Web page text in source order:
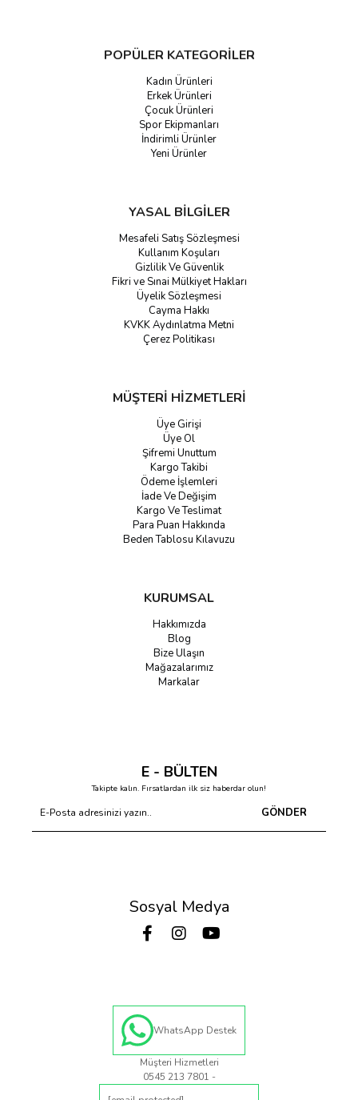
POPÜLER KATEGORİLER
Kadın Ürünleri
Erkek Ürünleri
Çocuk Ürünleri
Spor Ekipmanları
İndirimli Ürünler
Yeni Ürünler
YASAL BİLGİLER
Mesafeli Satış Sözleşmesi
Kullanım Koşuları
Gizlilik Ve Güvenlik
Fikri ve Sınai Mülkiyet Hakları
Üyelik Sözleşmesi
Cayma Hakkı
KVKK Aydınlatma Metni
Çerez Politikası
MÜŞTERİ HİZMETLERİ
Üye Girişi
Üye Ol
Şifremi Unuttum
Kargo Takibi
Ödeme İşlemleri
İade Ve Değişim
Kargo Ve Teslimat
Para Puan Hakkında
Beden Tablosu Kılavuzu
KURUMSAL
Hakkımızda
Blog
Bize Ulaşın
Mağazalarımız
Markalar
E - BÜLTEN
Takipte kalın. Fırsatlardan ilk siz haberdar olun!
GÖNDER
Sosyal Medya
WhatsApp Destek
Müşteri Hizmetleri
0545 213 7801 -